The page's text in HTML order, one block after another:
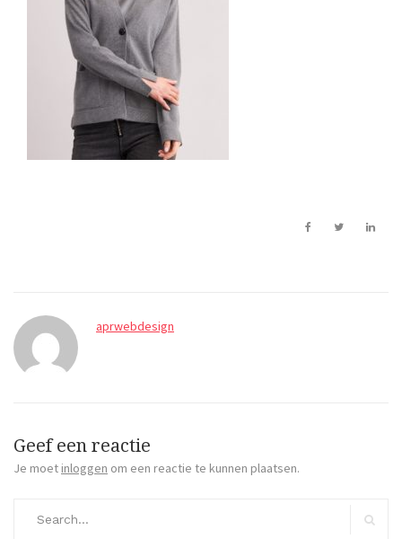
aprwebdesign
Geef een reactie
Je moet inloggen om een reactie te kunnen plaatsen.